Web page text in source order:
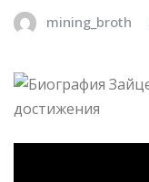
mining_broth